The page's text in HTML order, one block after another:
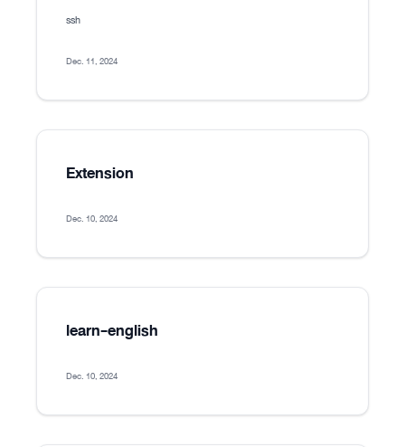
ssh
Dec. 11, 2024
Extension
Dec. 10, 2024
learn-english
Dec. 10, 2024